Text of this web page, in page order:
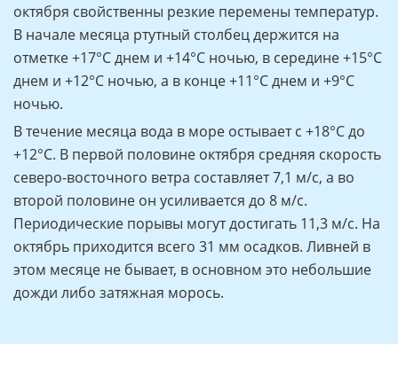
октября свойственны резкие перемены температур.
В начале месяца ртутный столбец держится на
отметке +17°C днем и +14°C ночью, в середине +15°C
днем и +12°C ночью, а в конце +11°C днем и +9°C
ночью.
В течение месяца вода в море остывает с +18°C до
+12°C. В первой половине октября средняя скорость
северо-восточного ветра составляет 7,1 м/с, а во
второй половине он усиливается до 8 м/с.
Периодические порывы могут достигать 11,3 м/с. На
октябрь приходится всего 31 мм осадков. Ливней в
этом месяце не бывает, в основном это небольшие
дожди либо затяжная морось.